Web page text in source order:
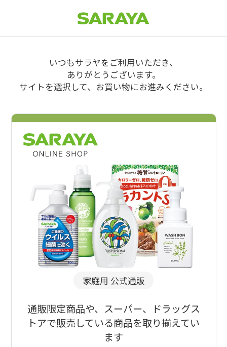
いつもサラヤをご利用いただき、
ありがとうございます。
サイトを選択して、お買い物にお進みください。
家庭用 公式通販
通販限定商品や、スーパー、ドラッグス
トアで販売している商品を取り揃えてい
ます